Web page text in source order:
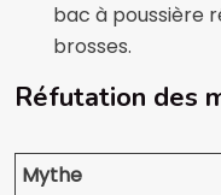
bac à poussière
brosses.
Réfutation des
Mythe